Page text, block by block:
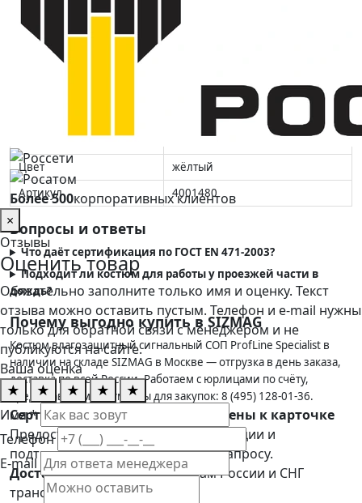
Защитные свойства
(водоупорность), Вн (для
2003, ГОСТ EN 343-2021
элементы
Цвет
жёлтый
Артикул
4001480
Вопросы и ответы
Что даёт сертификация по ГОСТ EN 471-2003?
Подходит ли костюм для работы у проезжей части в
дождь?
Почему выгодно купить в SIZMAG
Костюм влагозащитный сигнальный СОП ProfLine Specialist в
наличии на складе SIZMAG в Москве — отгрузка в день заказа,
доставка по всей России. Работаем с юрлицами по счёту,
предоставляем документы для закупок: 8 (495) 128-01-36.
Сертификаты пока не прикреплены к карточке
Предоставим сертификаты, декларации и
подтверждающие документы по запросу.
Доставка:по Москве, регионам России и СНГ
транспортными компаниями.
Более 500корпоративных клиентов
×
Отзывы
Оценить товар
Обязательно заполните только имя и оценку. Текст
отзыва можно оставить пустым. Телефон и e-mail нужны
только для обратной связи с менеджером и не
публикуются на сайте.
Ваша оценка
★
★ ★ ★
★
Имя *
Телефон
E-mail